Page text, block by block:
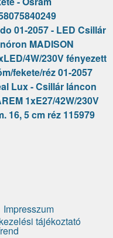
01-2057 - LED Csillár
MADISON
4W/230V fényezett
fekete/réz 01-2057
Lux - Csillár láncon
1xE27/42W/230V
16, 5 cm réz 115979
Impresszum
tájékoztató